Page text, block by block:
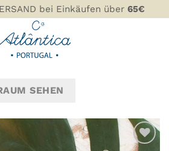
bei Einkäufen über 65€
SEHEN